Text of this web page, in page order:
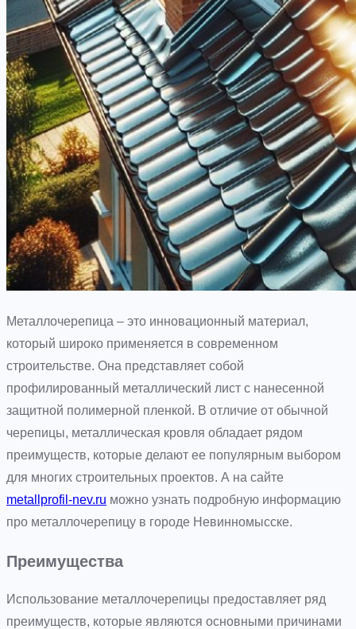
Металлочерепица – это инновационный материал,
который широко применяется в современном
строительстве. Она представляет собой
профилированный металлический лист с нанесенной
защитной полимерной пленкой. В отличие от обычной
черепицы, металлическая кровля обладает рядом
преимуществ, которые делают ее популярным выбором
для многих строительных проектов. А на сайте
metallprofil-nev.ru можно узнать подробную информацию
про металлочерепицу в городе Невинномысске.
Преимущества
Использование металлочерепицы предоставляет ряд
преимуществ, которые являются основными причинами